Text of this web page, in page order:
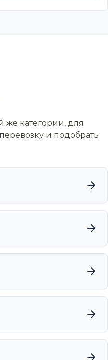
же категории, для
и подобрать